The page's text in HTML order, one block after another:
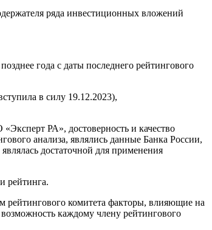
ряда инвестиционных вложений
года с даты последнего рейтингового
в силу 19.12.2023),
РА», достоверность и качество
анализа, являлись данные Банка России,
достаточной для применения
рейтинга.
рейтингового комитета факторы, влияющие на
каждому члену рейтингового